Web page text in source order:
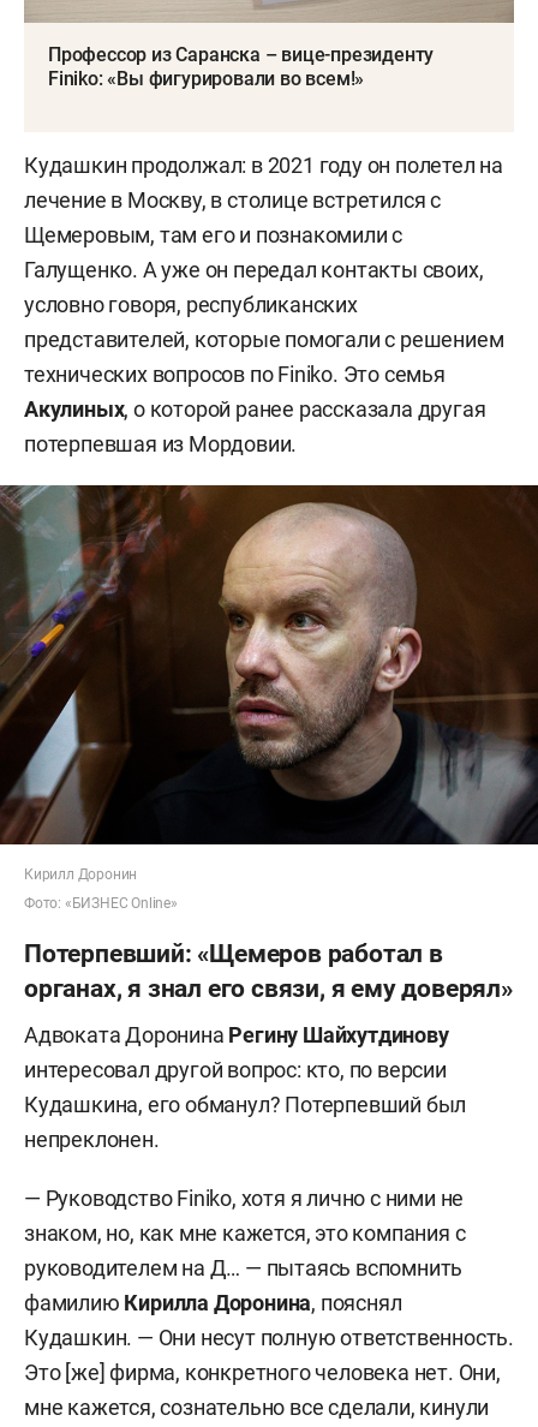
Профессор из Саранска – вице-президенту
Finiko: «Вы фигурировали во всем!»
Кудашкин продолжал: в 2021 году он полетел на
лечение в Москву, в столице встретился с
Щемеровым, там его и познакомили с
Галущенко. А уже он передал контакты своих,
условно говоря, республиканских
представителей, которые помогали с решением
технических вопросов по Finiko. Это семья
Акулиных, о которой ранее рассказала другая
потерпевшая из Мордовии.
Кирилл Доронин
Фото: «БИЗНЕС Online»
Потерпевший: «Щемеров работал в
органах, я знал его связи, я ему доверял»
Адвоката Доронина Регину Шайхутдинову
интересовал другой вопрос: кто, по версии
Кудашкина, его обманул? Потерпевший был
непреклонен.
— Руководство Finiko, хотя я лично с ними не
знаком, но, как мне кажется, это компания с
руководителем на Д… — пытаясь вспомнить
фамилию Кирилла Доронина, пояснял
Кудашкин. — Они несут полную ответственность.
Это [же] фирма, конкретного человека нет. Они,
мне кажется, сознательно все сделали, кинули